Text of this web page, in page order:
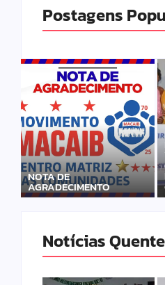
Postagens
NOTA DE
AGRADECIMENTO
Notícias